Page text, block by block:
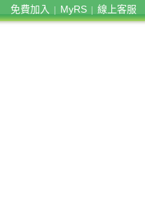
免費加入 MyRS 線上客服